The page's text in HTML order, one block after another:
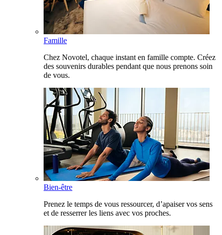
Famille
Chez Novotel, chaque instant en famille compte. Créez
des souvenirs durables pendant que nous prenons soin
de vous.
Bien-être
Prenez le temps de vous ressourcer, d’apaiser vos sens
et de resserrer les liens avec vos proches.